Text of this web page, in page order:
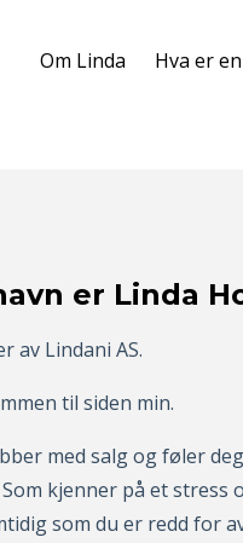
Om Linda Hva er
er Linda
av Lindani AS.
til siden min.
med salg og føler
kjenner på et stress
som du er redd for